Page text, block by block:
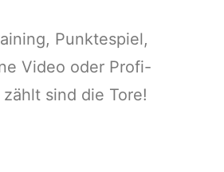
Punktespiel,
Video oder Profi-
zählt sind die Tore!